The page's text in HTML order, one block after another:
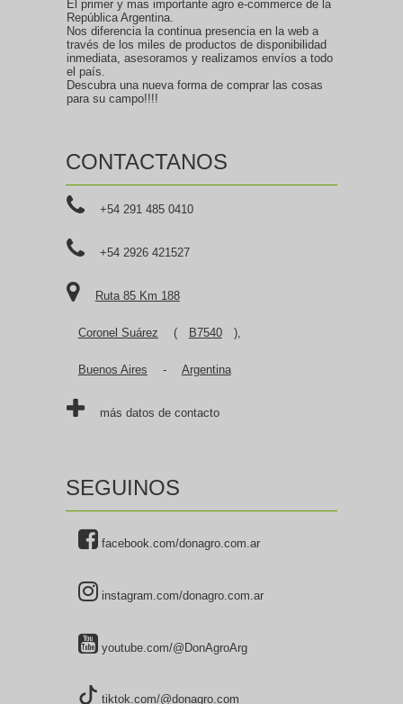
El primer y mas importante agro e-commerce de la
República Argentina.
Nos diferencia la continua presencia en la web a
través de los miles de productos de disponibilidad
inmediata, asesoramos y realizamos envíos a todo
el país.
Descubra una nueva forma de comprar las cosas
para su campo!!!!
CONTACTANOS
+54 291 485 0410
+54 2926 421527
Ruta 85 Km 188
Coronel Suárez ( B7540 ),
Buenos Aires - Argentina
más datos de contacto
SEGUINOS
facebook.com/donagro.com.ar
instagram.com/donagro.com.ar
youtube.com/@DonAgroArg
tiktok.com/@donagro.com